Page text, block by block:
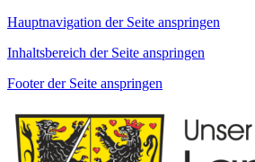
Hauptnavigation der Seite anspringen
Inhaltsbereich der Seite anspringen
Footer der Seite anspringen